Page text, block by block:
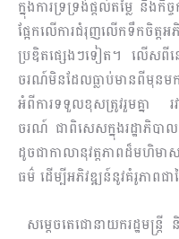
ក្នុង​ការ​ទ្រទ្រង់ផ្តល់តម្លៃ និង​
ផ្អែកលើការជំរុញ​លើក​ទឹកចិត្ត
ប្រឌិតផ្សេងៗទៀត។ លើសពី
ចរណ៍​មិន​ដែលធ្លាប់មានពីមុនម
អំពីការទទួលខុសត្រូវ​រួម​គ្នា
ចរណ៍ ជា​ពិសេសក្នុងរដ្ឋាភិបា
ដូចជាកាលានុវត្តភាពដ៏មហិម
ធម៌ ដើម្បីអភិវឌ្ឍន៍នូវគំរូភាពជា
សម្តេចតេជោនាយករដ្ឋមន្រ្